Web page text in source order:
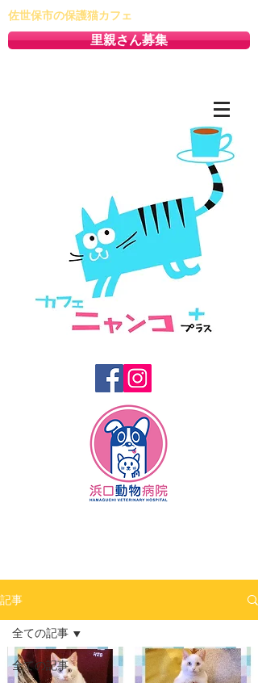
佐世保市の保護猫カフェ
里親さん募集
記事
全ての記事
全ての記事